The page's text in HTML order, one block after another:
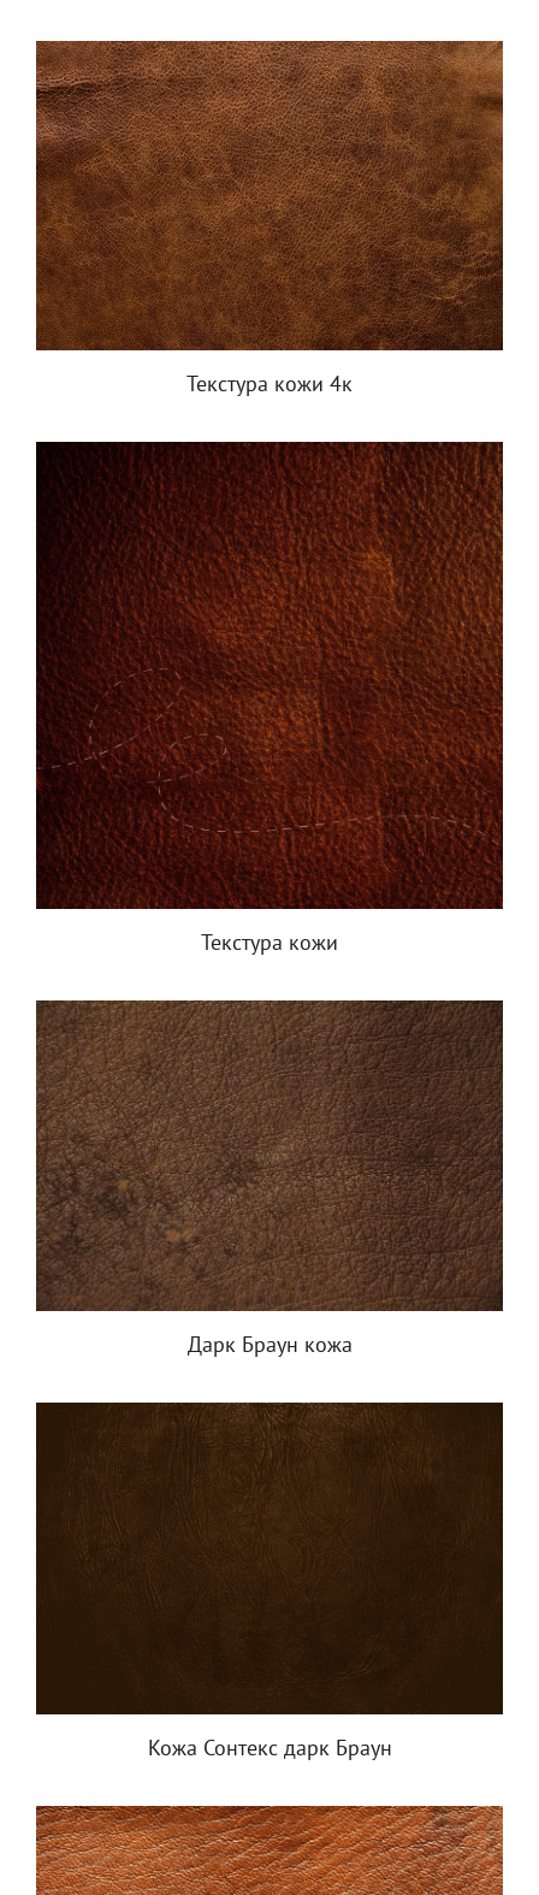
Текстура кожи 4к
Текстура кожи
Дарк Браун кожа
Кожа Сонтекс дарк Браун